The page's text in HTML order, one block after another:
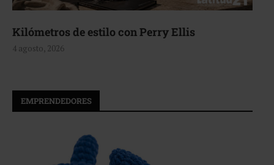
Kilómetros de estilo con Perry Ellis
4 agosto, 2026
EMPRENDEDORES